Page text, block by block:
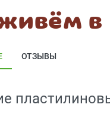
в
ОТЗЫВЫ